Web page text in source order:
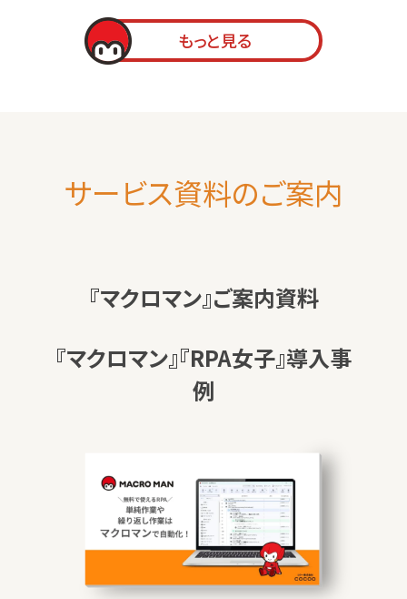
もっと見る
サービス資料のご案内
『マクロマン』ご案内資料
『マクロマン』『RPA女子』導入事
例